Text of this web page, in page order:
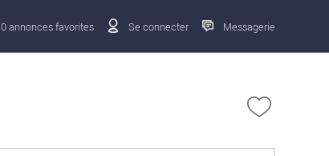
0annonces favorites Se connecter Messagerie